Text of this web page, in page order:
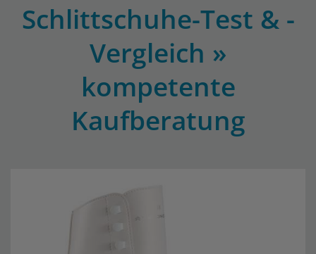
Schlittschuhe-Test & -
Vergleich »
kompetente
Kaufberatung